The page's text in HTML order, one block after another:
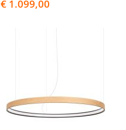
€ 1.099,00